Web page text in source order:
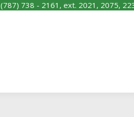
(787) 738 - 2161, ext. 2021, 2075,